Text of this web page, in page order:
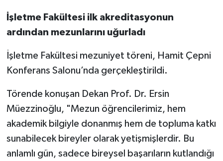
İşletme Fakültesi ilk akreditasyonun
ardından mezunlarını uğurladı
İşletme Fakültesi mezuniyet töreni, Hamit Çepni
Konferans Salonu’nda gerçekleştirildi.
Törende konuşan Dekan Prof. Dr. Ersin
Müezzinoğlu, "Mezun öğrencilerimiz, hem
akademik bilgiyle donanmış hem de topluma katkı
sunabilecek bireyler olarak yetişmişlerdir. Bu
anlamlı gün, sadece bireysel başarıların kutlandığı